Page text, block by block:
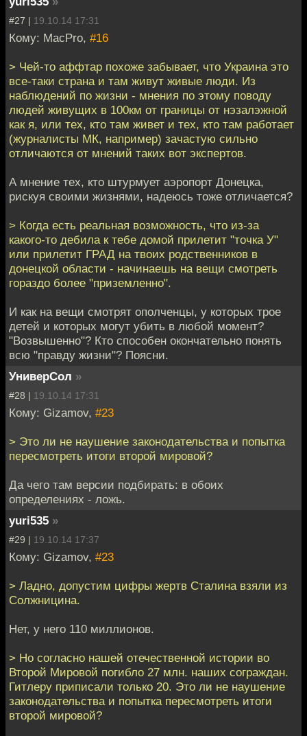
#27 | 19.10.14 17:31
Кому: MacPro, #16
> Чей-то аффтар похоже забывает, что Украина это
все-таки страна и там живут живые люди. Из
наблюдений по жизни - мнения по этому поводу
людей живущих в 100км от границы от нэзалэжной
как я, или тех, кто там живет и тех, кто там работает
(журналисты МК, например) зачастую сильно
отличаются от мнений таких вот экспертов.
А мнение тех, кто штурмует аэропорт Донецка,
рискуя своими жизнями, надеюсь тоже отличается?
> Когда есть реальная возможность, что из-за
какого-то дебила к тебе домой прилетит "точка У"
или прилетит ГРАД на твоих родственников в
донецкой области - начинаешь на вещи смотреть
гораздо более "приземленно".
И как на вещи смотрят ополченцы, у которых трое
детей и которых могут убить в любой момент?
"Возвышенно"? Кто способен окончательно понять
всю "правду жизни"? Поясни.
УниверСол »
#28 | 19.10.14 17:31
Кому: Gizamov, #23
> Это ли не наушение законодательства и попытка
пересмотреть итоги второй мировой?
Да чего там версии подбирать: в обоих
определениях - ложь.
yuri535 »
#29 | 19.10.14 17:37
Кому: Gizamov, #23
> Ладно, допустим цифры жертв Сталина взяли из
Солжницина.
Нет, у него 110 миллионов.
> Но согласно нашей отечественной истории во
Второй Мировой погибло 27 млн. наших сограждан.
Гитлеру приписали только 20. Это ли не наушение
законодательства и попытка пересмотреть итоги
второй мировой?